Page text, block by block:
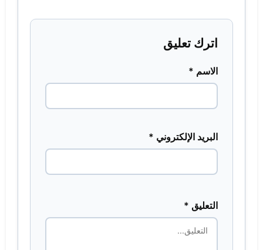
اترك تعليق
الاسم *
البريد الإلكتروني *
التعليق *